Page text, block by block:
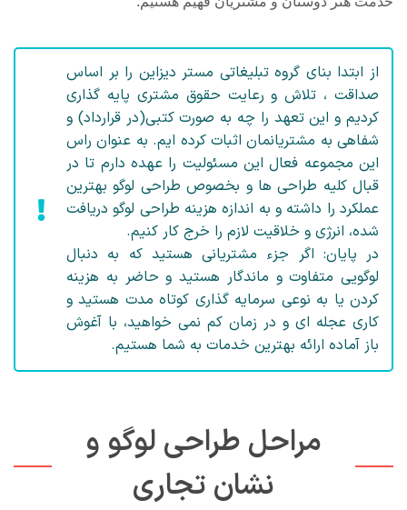
از ابتدا بنای گروه تبلیغاتی مستر دیزاین را بر اساس
صداقت ، تلاش و رعایت حقوق مشتری پایه گذاری
کردیم و این تعهد را چه به صورت کتبی(در قرارداد) و
شفاهی به مشتریانمان اثبات کرده ایم. به عنوان راس
این مجموعه فعال این مسئولیت را عهده دارم تا در
قبال کلیه طراحی ها و بخصوص طراحی لوگو بهترین
عملکرد را داشته و به اندازه هزینه طراحی لوگو دریافت
شده، انرژی و خلاقیت لازم را خرج کار کنیم.
در پایان: اگر جزء مشتریانی هستید که به دنبال
لوگویی متفاوت و ماندگار هستید و حاضر به هزینه
کردن یا به نوعی سرمایه گذاری کوتاه مدت هستید و
کاری عجله ای و در زمان کم نمی خواهید، با آغوش
باز آماده ارائه بهترین خدمات به شما هستیم.
مراحل طراحی لوگو و
نشان تجاری